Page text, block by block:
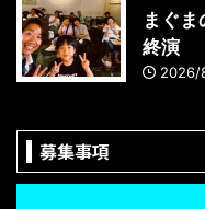
まぐ
終演
2026/
募集事項